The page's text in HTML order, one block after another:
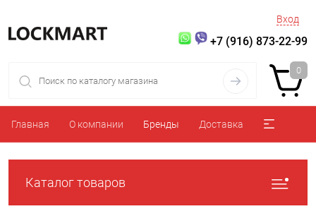
Вход
+7 (916) 873-22-99
0
Главная О компании Бренды Доставка
Каталог товаров